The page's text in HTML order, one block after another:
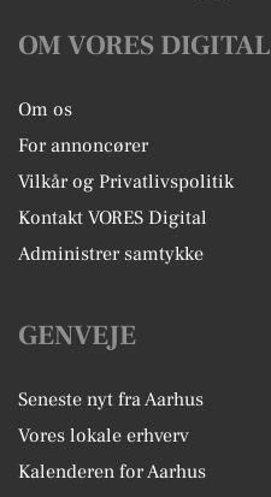
OM VORES DIGITAL
Om os
For annoncører
Vilkår og Privatlivspolitik
Kontakt VORES Digital
Administrer samtykke
GENVEJE
Seneste nyt fra Aarhus
Vores lokale erhverv
Kalenderen for Aarhus